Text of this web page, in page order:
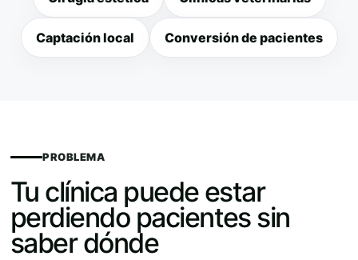
Captación local Conversión de pacientes
PROBLEMA
Tu clínica puede estar
perdiendo pacientes sin
saber dónde